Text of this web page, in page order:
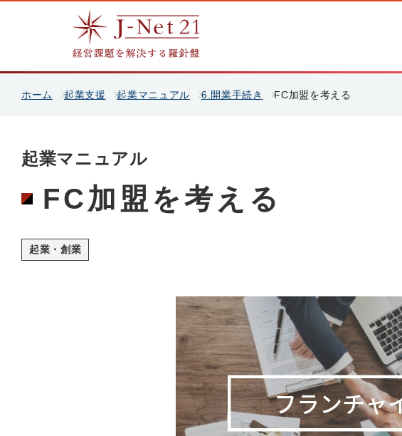
ホーム 起業支援 起業マニュアル 6.開業手続き FC加盟を考える
起業マニュアル
FC加盟を考える
起業・創業